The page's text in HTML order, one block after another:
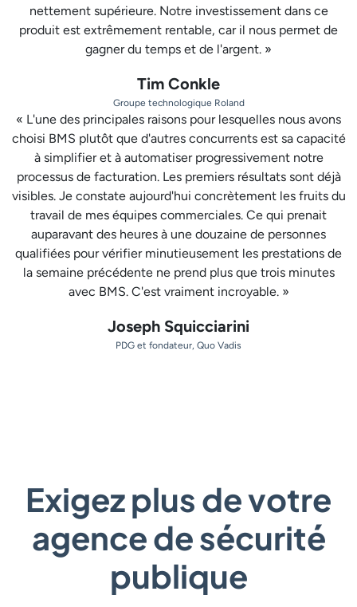
nettement supérieure. Notre investissement dans ce
produit est extrêmement rentable, car il nous permet de
gagner du temps et de l'argent. »
Tim Conkle
Groupe technologique Roland
« L'une des principales raisons pour lesquelles nous avons
choisi BMS plutôt que d'autres concurrents est sa capacité
à simplifier et à automatiser progressivement notre
processus de facturation. Les premiers résultats sont déjà
visibles. Je constate aujourd'hui concrètement les fruits du
travail de mes équipes commerciales. Ce qui prenait
auparavant des heures à une douzaine de personnes
qualifiées pour vérifier minutieusement les prestations de
la semaine précédente ne prend plus que trois minutes
avec BMS. C'est vraiment incroyable. »
Joseph Squicciarini
PDG et fondateur, Quo Vadis
Exigez plus de votre
agence de sécurité
publique